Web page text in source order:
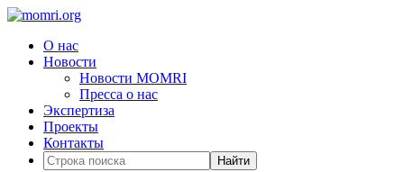
О нас
Новости
Новости MOMRI
Пресса о нас
Экспертиза
Проекты
Контакты
Найти